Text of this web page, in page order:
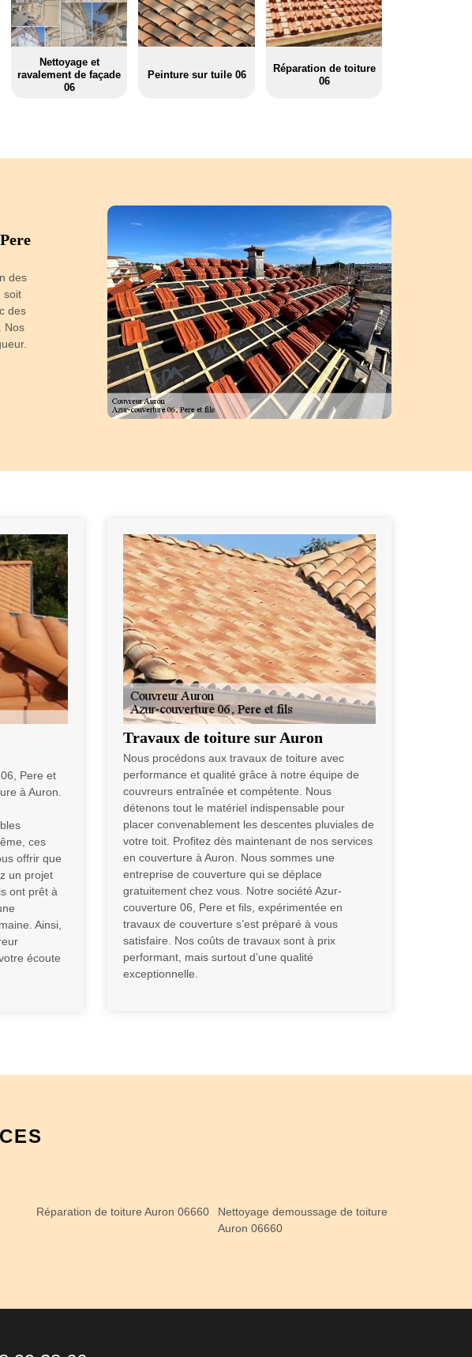
Nettoyage et
ravalement de façade
06
Peinture sur tuile 06
Réparation de toiture
06
des
soit
des
Nos
Estimation de prix d’une réfection de toiture en Auron
Le toit est une structure important de notre maison. Il nous met à l’abri des orages et
Dans tous les travaux de toiture, le temps passé sur les finitions en dit long sur
d’intervention sur Auron. L’entreprise Azur-couverture 06, Pere et fils vous livre
le tarif. D’abord, il faut connaître la surface de chaque basque de toit. Ensuite, choisir
de toiture à installer et vérifier le prix des différents accessoires nécessaires aux
nous vous livrerons le prix à payer.
Pere et
à Auron.
ces
offrir que
un projet
ont prêt à
Ainsi,
écoute
Travaux de toiture sur Auron
Nous procédons aux travaux de toiture avec
performance et qualité grâce à notre équipe de
couvreurs entraînée et compétente. Nous
détenons tout le matériel indispensable pour
placer convenablement les descentes pluviales de
votre toit. Profitez dès maintenant de nos services
en couverture à Auron. Nous sommes une
entreprise de couverture qui se déplace
gratuitement chez vous. Notre société Azur-
couverture 06, Pere et fils, expérimentée en
travaux de couverture s’est préparé à vous
satisfaire. Nos coûts de travaux sont à prix
performant, mais surtout d’une qualité
exceptionnelle.
Réparation de toiture Auron 06660
Nettoyage demoussage de toiture
Auron 06660